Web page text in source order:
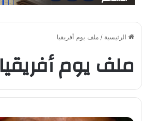
الرئيسية / ملف يوم أفريقيا
ملف يوم أفريقيا